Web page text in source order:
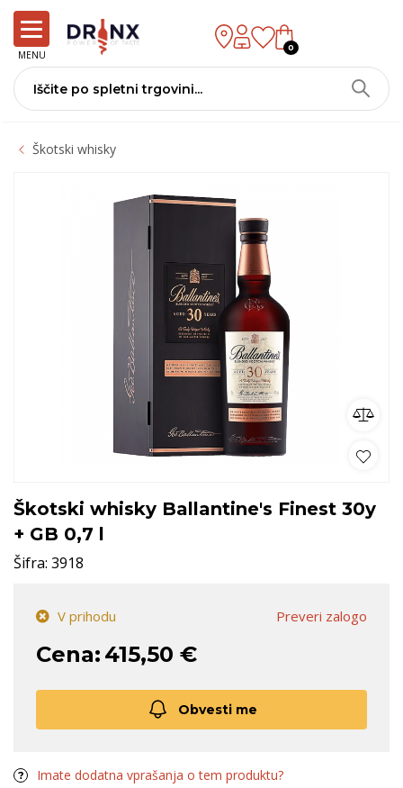
MENU
0
Škotski whisky
Škotski whisky Ballantine's Finest 30y
+ GB 0,7 l
Šifra: 3918
Preveri zalogo
V prihodu
Cena: 415,50 €
Obvesti me
Imate dodatna vprašanja o tem produktu?